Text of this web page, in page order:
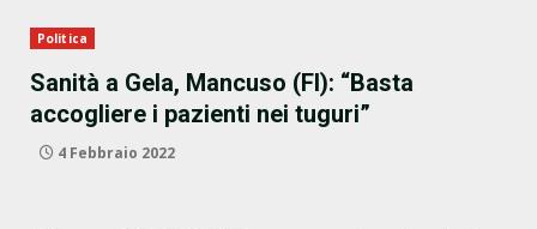
Politica
Sanità a Gela, Mancuso (FI): “Basta
accogliere i pazienti nei tuguri”
4 Febbraio 2022